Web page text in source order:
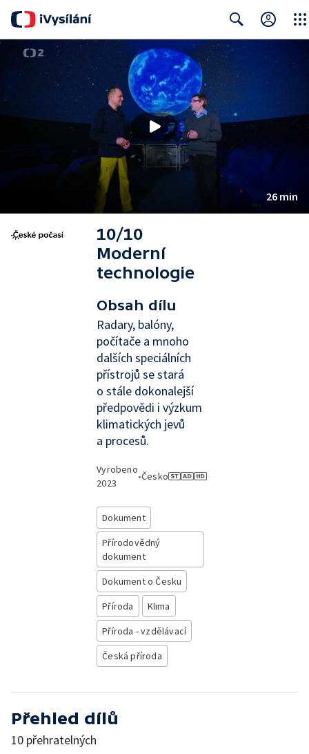
Search
26 min
10/10
Moderní
technologie
Obsah dílu
Radary, balóny,
počítače a mnoho
dalších speciálních
přístrojů se stará
o stále dokonalejší
předpovědi i výzkum
klimatických jevů
a procesů.
Vyrobeno
2023
•Česko
Dokument
Přírodovědný
dokument
Dokument o Česku
Příroda
Klima
Příroda - vzdělávací
Česká příroda
Přehled dílů
10 přehratelných